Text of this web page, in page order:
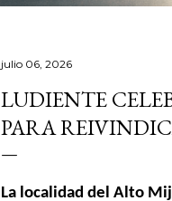
julio 06, 2026
LUDIENTE
PARA
La localidad del Alto